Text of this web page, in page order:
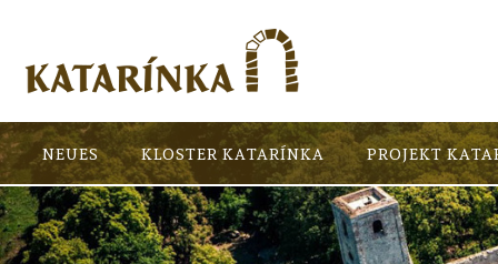
NEUES KLOSTER KATARÍNKA PROJEKT